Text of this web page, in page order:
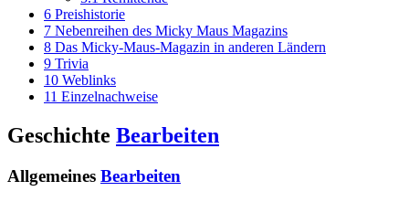
6 Preishistorie
7 Nebenreihen des Micky Maus Magazins
8 Das Micky-Maus-Magazin in anderen Ländern
9 Trivia
10 Weblinks
11 Einzelnachweise
Geschichte Bearbeiten
Allgemeines Bearbeiten